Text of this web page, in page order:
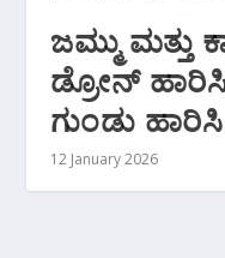
ಜಮ್ಮು ಮತ್ತು
ಡ್ರೋನ್‌
ಗುಂಡು
12 January 2026